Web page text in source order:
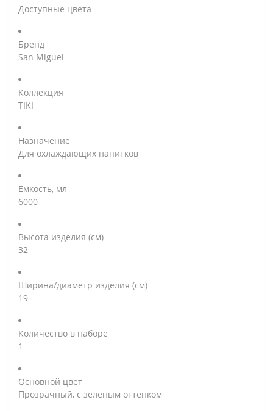
Доступные цвета
Бренд
San Miguel
Коллекция
TIKI
Назначение
Для охлаждающих напитков
Емкость, мл
6000
Высота изделия (см)
32
Ширина/диаметр изделия (см)
19
Количество в наборе
1
Основной цвет
Прозрачный, с зеленым оттенком